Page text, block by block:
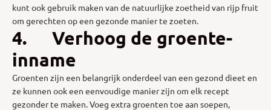
kunt ook gebruik maken van de natuurlijke zoetheid van rijp fruit
om gerechten op een gezonde manier te zoeten.
4. Verhoog de groente-
inname
Groenten zijn een belangrijk onderdeel van een gezond dieet en
ze kunnen ook een eenvoudige manier zijn om elk recept
gezonder te maken. Voeg extra groenten toe aan soepen,